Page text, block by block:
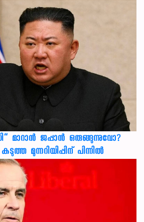
മാറാൻ ജപ്പാൻ ഒരുങ്ങുന്നുവോ?
മുന്നറിയിപ്പിന് പിന്നിൽ